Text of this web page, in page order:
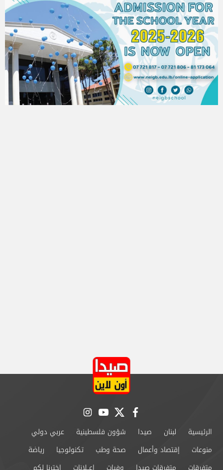
facebook
twitter
youtube
instagram
الرئيسية لبنان صيدا شؤون فلسطينية
عربي دولي
منوعات
إقتصاد وأعمال صحة وطب تكنولوجيا
رياضة